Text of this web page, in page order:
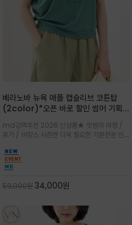
베라노바 뉴욕 애플 캡슬리브 코튼탑
(2color)*오픈 바로 할인 썸머 기획
★ 한정수량 제작 ★ 강연 코튼으로 빈
티지 프린트로 여름 하의와 모두 잘어울
리는 그래픽
md강력추천 2026 신상품★ 핫썸머 여행 /
휴가 / 바캉스 시즌엔 더욱 필요한 기분전환 빈티
부에 산뜻하게 닿는 프리미엄 /답답함 없는 라운
드 넥라인과 자연스럽게 어깨를 감싸는 캡슬리브
디자인이 팔 라인을 더욱 날씬
59,000원34,000원